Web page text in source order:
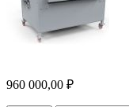
960 000,00 ₽